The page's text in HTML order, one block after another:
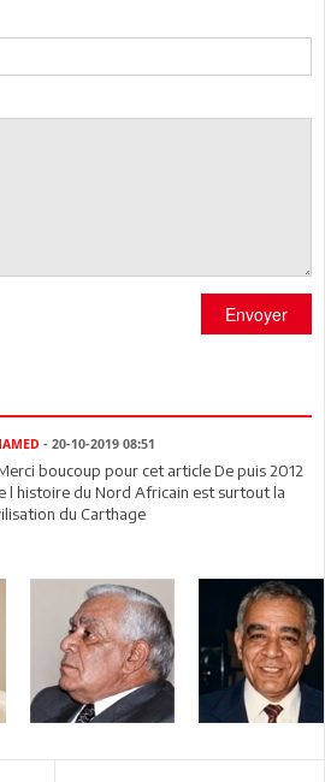
Envoyer
- 20-10-2019 08:51
boucoup pour cet article De puis 2012
l histoire du Nord Africain est surtout la
du Carthage